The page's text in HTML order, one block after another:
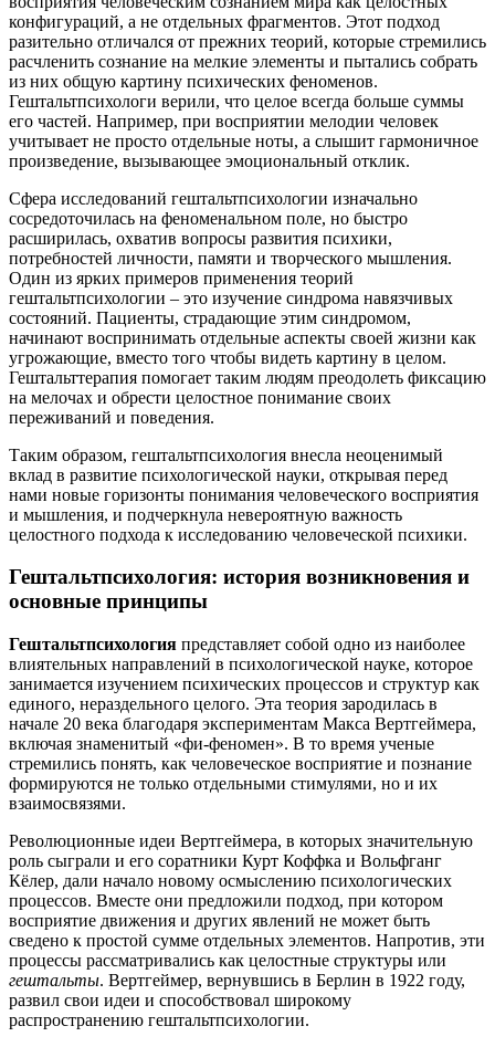
конфигураций, а не отдельных фрагментов. Этот подход
разительно отличался от прежних теорий, которые стремились
расчленить сознание на мелкие элементы и пытались собрать
из них общую картину психических феноменов.
Гештальтпсихологи верили, что целое всегда больше суммы
его частей. Например, при восприятии мелодии человек
учитывает не просто отдельные ноты, а слышит гармоничное
произведение, вызывающее эмоциональный отклик.
Сфера исследований гештальтпсихологии изначально
сосредоточилась на феноменальном поле, но быстро
расширилась, охватив вопросы развития психики,
потребностей личности, памяти и творческого мышления.
Один из ярких примеров применения теорий
гештальтпсихологии – это изучение синдрома навязчивых
состояний. Пациенты, страдающие этим синдромом,
начинают воспринимать отдельные аспекты своей жизни как
угрожающие, вместо того чтобы видеть картину в целом.
Гештальттерапия помогает таким людям преодолеть фиксацию
на мелочах и обрести целостное понимание своих
переживаний и поведения.
Таким образом, гештальтпсихология внесла неоценимый
вклад в развитие психологической науки, открывая перед
нами новые горизонты понимания человеческого восприятия
и мышления, и подчеркнула невероятную важность
целостного подхода к исследованию человеческой психики.
Гештальтпсихология: история возникновения и
основные принципы
Гештальтпсихология представляет собой одно из наиболее
влиятельных направлений в психологической науке, которое
занимается изучением психических процессов и структур как
единого, нераздельного целого. Эта теория зародилась в
начале 20 века благодаря экспериментам Макса Вертгеймера,
включая знаменитый «фи-феномен». В то время ученые
стремились понять, как человеческое восприятие и познание
формируются не только отдельными стимулями, но и их
взаимосвязями.
Революционные идеи Вертгеймера, в которых значительную
роль сыграли и его соратники Курт Коффка и Вольфганг
Кёлер, дали начало новому осмыслению психологических
процессов. Вместе они предложили подход, при котором
восприятие движения и других явлений не может быть
сведено к простой сумме отдельных элементов. Напротив, эти
процессы рассматривались как целостные структуры или
гештальты. Вертгеймер, вернувшись в Берлин в 1922 году,
развил свои идеи и способствовал широкому
распространению гештальтпсихологии.